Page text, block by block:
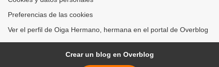
Preferencias de las cookies
Ver el perfil de Oiga Hermano, hermana en el portal de Overblog
Crear un blog en Overblog